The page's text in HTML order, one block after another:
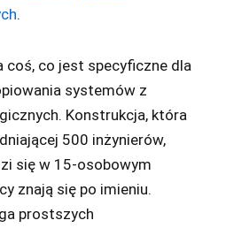
.
coś, co jest specyficzne dla
systemów z
Konstrukcja, która
500 inżynierów,
się w 15-osobowym
znają się po imieniu.
prostszych